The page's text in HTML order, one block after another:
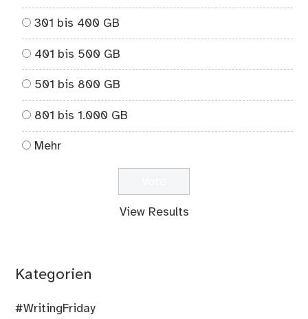
301 bis 400 GB
401 bis 500 GB
501 bis 800 GB
801 bis 1.000 GB
Mehr
View Results
Kategorien
#WritingFriday